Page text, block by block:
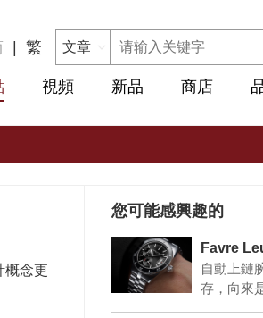
| 繁
視頻 新品 商店
概念更
您可能感興趣的
自動上鏈
存，向來